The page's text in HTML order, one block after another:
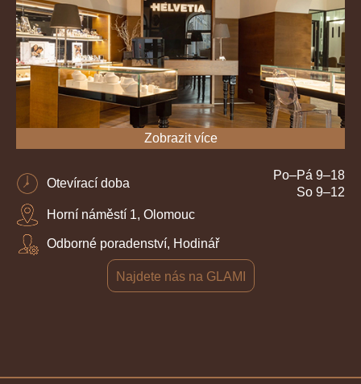
Zobrazit více
Otevírací doba
Po–Pá 9–18
So 9–12
Horní náměstí 1, Olomouc
Odborné poradenství, Hodinář
Najdete nás na GLAMI